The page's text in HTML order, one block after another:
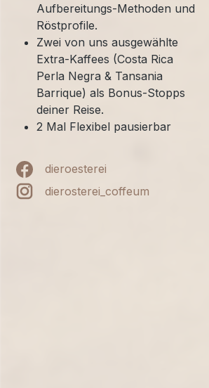
Aufbereitungs-Methoden und
Röstprofile.
Zwei von uns ausgewählte
Extra-Kaffees (Costa Rica
Perla Negra & Tansania
Barrique) als Bonus-Stopps
deiner Reise.
2 Mal Flexibel pausierbar
dieroesterei
dierosterei_coffeum